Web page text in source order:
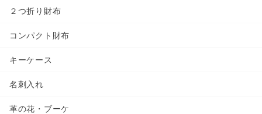
２つ折り財布
コンパクト財布
キーケース
名刺入れ
革の花・ブーケ